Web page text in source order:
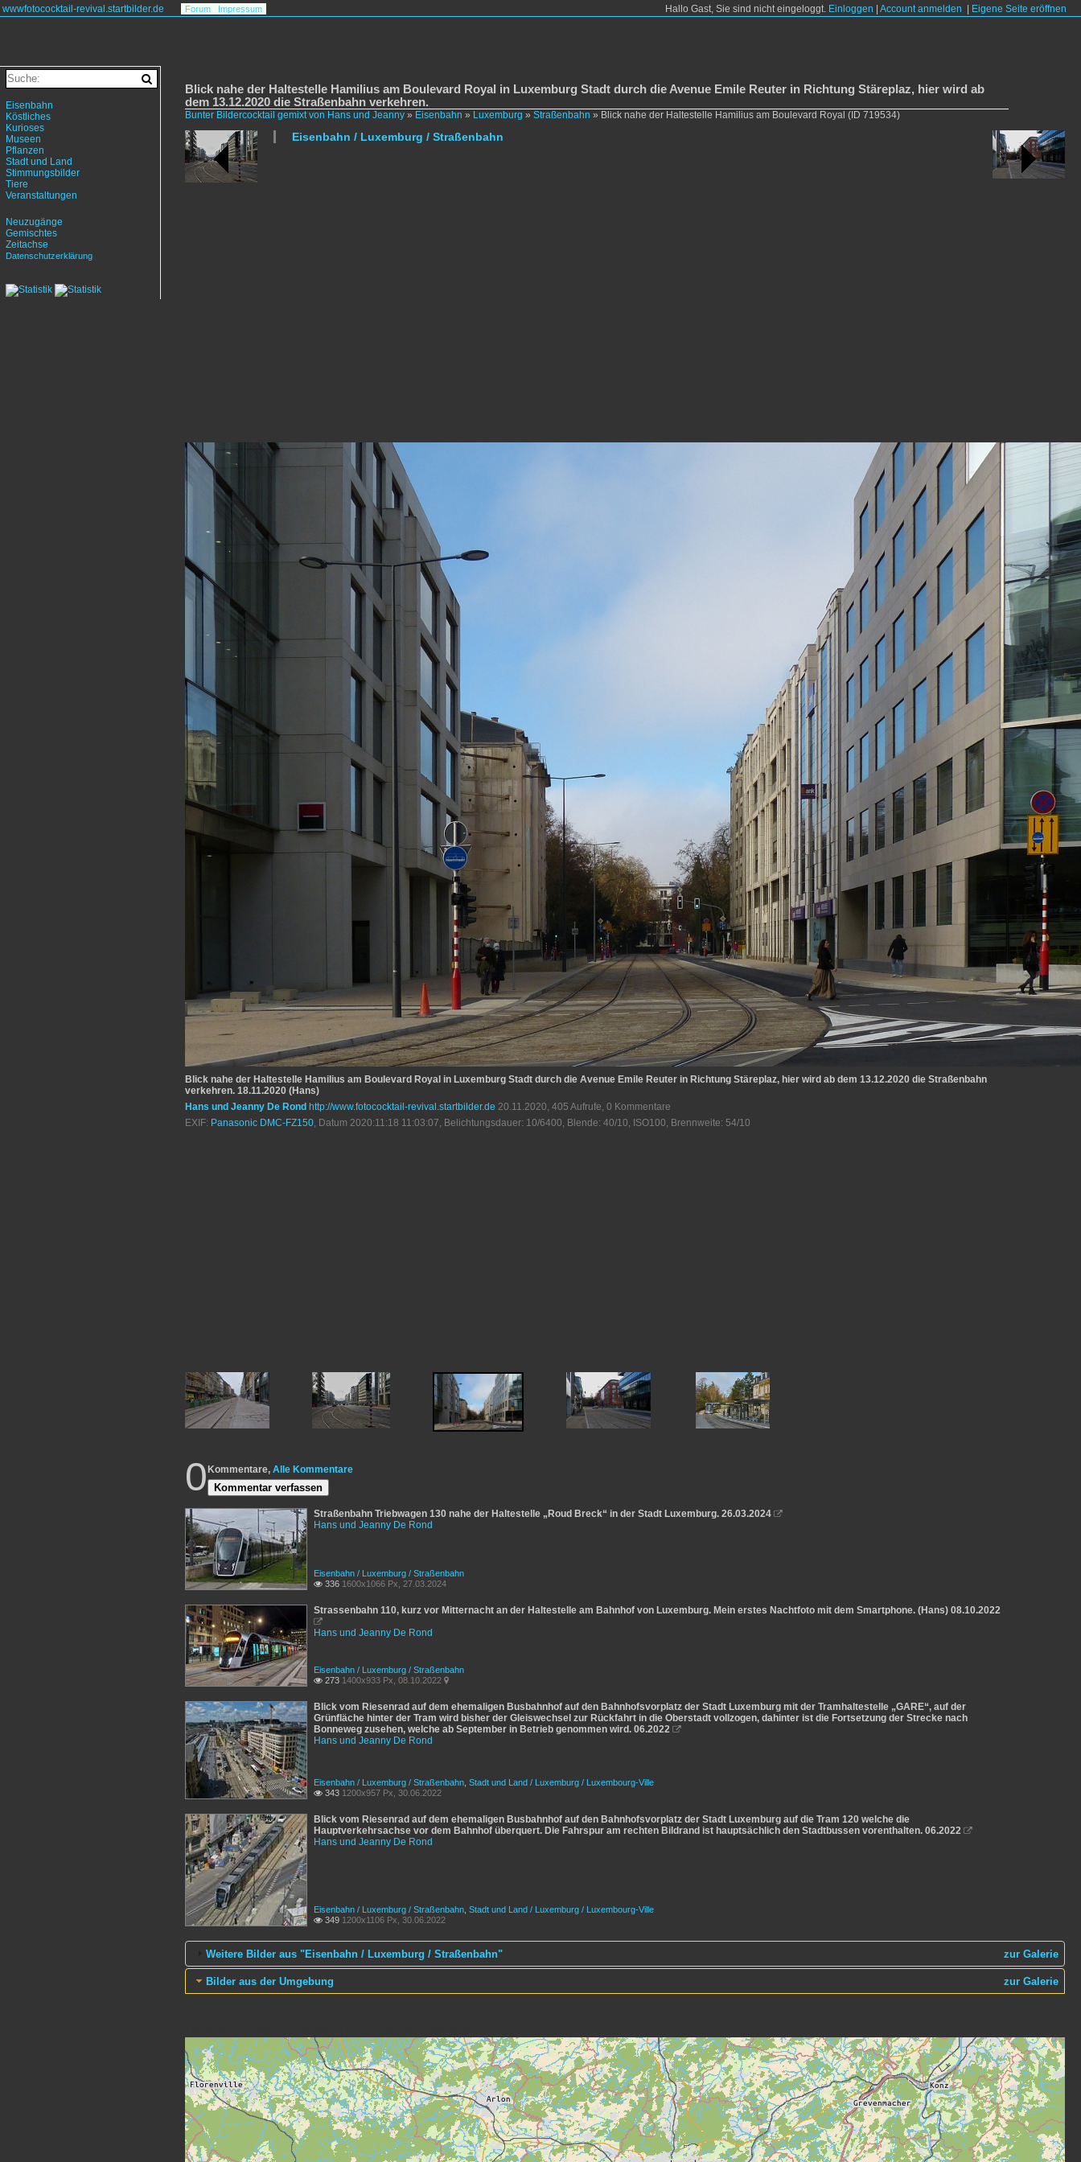
wwwfotococktail-revival.startbilder.de Hallo Gast, Sie sind nicht eingeloggt. Einloggen Account anmelden Eigene Seite eröffnen
Forum Impressum
Blick nahe der Haltestelle Hamilius am Boulevard Royal in Luxemburg Stadt durch die Avenue Emile Reuter in Richtung Stäreplaz, hier wird ab
dem 13.12.2020 die Straßenbahn verkehren.
Bunter Bildercocktail gemixt von Hans und Jeanny » Eisenbahn » Luxemburg » Straßenbahn » Blick nahe der Haltestelle Hamilius am Boulevard Royal (ID 719534)
Eisenbahn / Luxemburg / Straßenbahn
Blick nahe der Haltestelle Hamilius am Boulevard Royal in Luxemburg Stadt durch die Avenue Emile Reuter in Richtung Stäreplaz, hier wird ab dem 13.12.2020 die Straßenbahn
verkehren. 18.11.2020 (Hans)
Hans und Jeanny De Rond http://www.fotococktail-revival.startbilder.de 20.11.2020, 405 Aufrufe, 0 Kommentare
EXIF: Panasonic DMC-FZ150, Datum 2020:11:18 11:03:07, Belichtungsdauer: 10/6400, Blende: 40/10, ISO100, Brennweite: 54/10
0 Kommentare, Alle Kommentare
Kommentar verfassen
Straßenbahn Triebwagen 130 nahe der Haltestelle „Roud Breck“ in der Stadt Luxemburg. 26.03.2024 
Hans und Jeanny De Rond
Eisenbahn / Luxemburg / Straßenbahn
 336 1600x1066 Px, 27.03.2024
Strassenbahn 110, kurz vor Mitternacht an der Haltestelle am Bahnhof von Luxemburg. Mein erstes Nachtfoto mit dem Smartphone. (Hans) 08.10.2022

Hans und Jeanny De Rond
Eisenbahn / Luxemburg / Straßenbahn
 273 1400x933 Px, 08.10.2022 
Blick vom Riesenrad auf dem ehemaligen Busbahnhof auf den Bahnhofsvorplatz der Stadt Luxemburg mit der Tramhaltestelle „GARE“, auf der
Grünfläche hinter der Tram wird bisher der Gleiswechsel zur Rückfahrt in die Oberstadt vollzogen, dahinter ist die Fortsetzung der Strecke nach
Bonneweg zusehen, welche ab September in Betrieb genommen wird. 06.2022 
Hans und Jeanny De Rond
Eisenbahn / Luxemburg / Straßenbahn Stadt und Land / Luxemburg / Luxembourg-Ville
 343 1200x957 Px, 30.06.2022
Blick vom Riesenrad auf dem ehemaligen Busbahnhof auf den Bahnhofsvorplatz der Stadt Luxemburg auf die Tram 120 welche die
Hauptverkehrsachse vor dem Bahnhof überquert. Die Fahrspur am rechten Bildrand ist hauptsächlich den Stadtbussen vorenthalten. 06.2022 
Hans und Jeanny De Rond
Eisenbahn / Luxemburg / Straßenbahn Stadt und Land / Luxemburg / Luxembourg-Ville
 349 1200x1106 Px, 30.06.2022
zur Galerie
Weitere Bilder aus "Eisenbahn / Luxemburg / Straßenbahn"
zur Galerie
Bilder aus der Umgebung
Eisenbahn
Köstliches
Kurioses
Museen
Pflanzen
Stadt und Land
Stimmungsbilder
Tiere
Veranstaltungen
Neuzugänge
Gemischtes
Zeitachse
Datenschutzerklärung